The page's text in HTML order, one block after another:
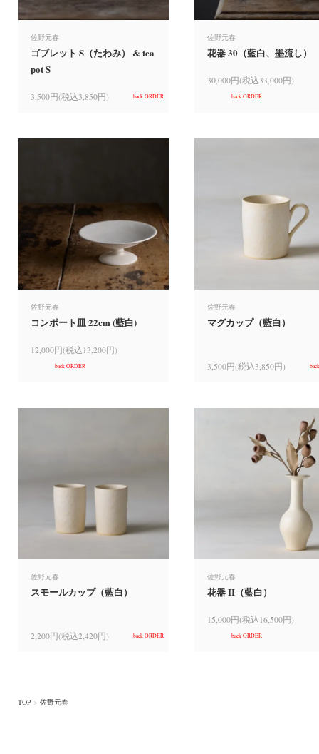
佐野元春
ゴブレット S（たわみ） & tea
pot S
3,500円(税込3,850円) back ORDER
佐野元春
花器 30（藍白、墨流し）
30,000円(税込33,000円)
back ORDER
佐野元春
コンポート皿 22cm (藍白)
12,000円(税込13,200円)
back ORDER
佐野元春
マグカップ（藍白）
3,500円(税込3,850円)
佐野元春
スモールカップ（藍白）
2,200円(税込2,420円) back ORDER
佐野元春
花器 II（藍白）
15,000円(税込16,500円)
back ORDER
TOP > 佐野元春